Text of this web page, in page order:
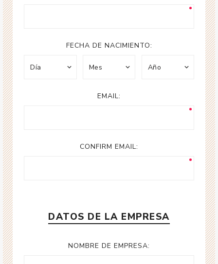
FECHA DE NACIMIENTO:
EMAIL:
CONFIRM EMAIL:
DATOS DE LA EMPRESA
NOMBRE DE EMPRESA: